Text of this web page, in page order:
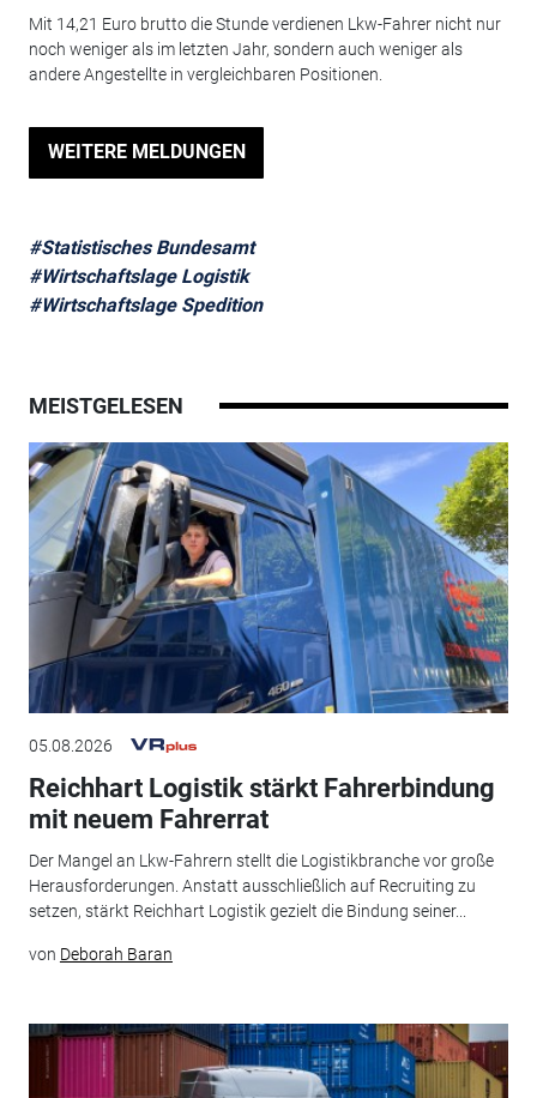
Mit 14,21 Euro brutto die Stunde verdienen Lkw-Fahrer nicht nur
noch weniger als im letzten Jahr, sondern auch weniger als
andere Angestellte in vergleichbaren Positionen.
WEITERE MELDUNGEN
#Statistisches Bundesamt
#Wirtschaftslage Logistik
#Wirtschaftslage Spedition
MEISTGELESEN
05.08.2026
Reichhart Logistik stärkt Fahrerbindung
mit neuem Fahrerrat
Der Mangel an Lkw-Fahrern stellt die Logistikbranche vor große
Herausforderungen. Anstatt ausschließlich auf Recruiting zu
setzen, stärkt Reichhart Logistik gezielt die Bindung seiner...
von Deborah Baran